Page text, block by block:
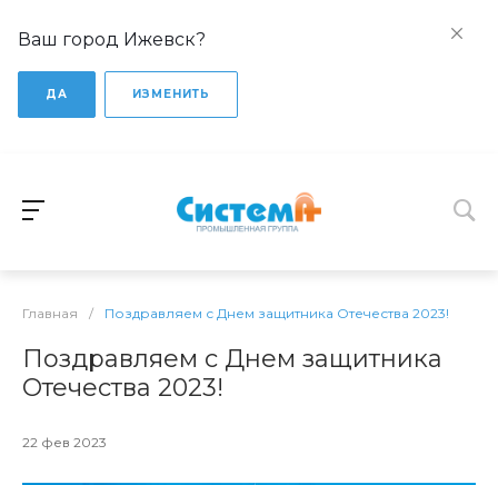
Ваш город Ижевск?
ДА ИЗМЕНИТЬ
Главная / Поздравляем с Днем защитника Отечества 2023!
Поздравляем с Днем защитника
Отечества 2023!
22 фев 2023